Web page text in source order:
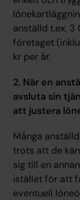
anställd t.ex.
företaget
kr per år.
2. När en
avsluta sin
att justera
Många
trots att de
sig till en
istället för att
eventuell